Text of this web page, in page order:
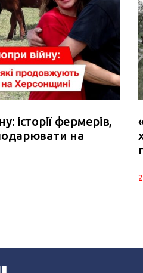
історії фермерів,
на